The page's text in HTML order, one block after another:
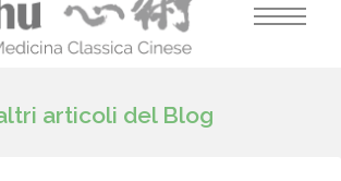
articoli del Blog